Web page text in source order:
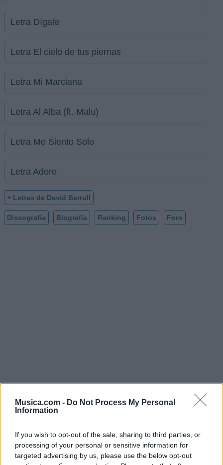
Musica.com - Do Not Process My Personal
Information
If you wish to opt-out of the sale, sharing to third parties, or
processing of your personal or sensitive information for
targeted advertising by us, please use the below opt-out
Letra Dígale
Letra El cielo de tus piernas
Letra Mi Marciana
Letra Al Alba (ft. Malu)
Letra Me Siento Solo
Letra Adoro
+ Letras de David Barrull
Discografía Biografía Ranking Fotos Foro